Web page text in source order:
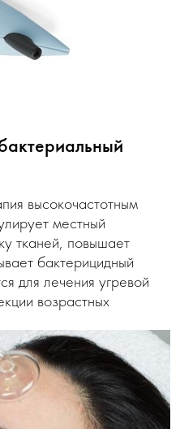
высокочастотным
местный
тканей, повышает
бактерицидный
для лечения угревой
возрастных